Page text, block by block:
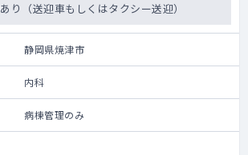
り（送迎車もしくはタクシー送迎）
静岡県焼津市
内科
病棟管理のみ